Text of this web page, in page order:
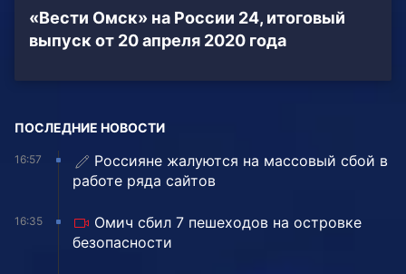
«Вести Омск» на России 24, итоговый
выпуск от 20 апреля 2020 года
ПОСЛЕДНИЕ НОВОСТИ
16:57
Россияне жалуются на массовый сбой в
работе ряда сайтов
16:35
Омич сбил 7 пешеходов на островке
безопасности